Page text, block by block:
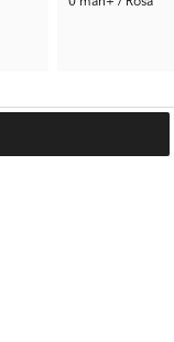
Anb. Pris: 4 259